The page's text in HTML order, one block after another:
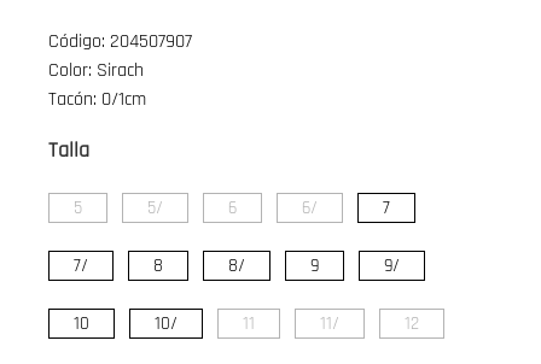
Código: 204507907
Color: Sirach
Tacón: 0/1cm
Talla
5 5/ 6 6/ 7
7/ 8 8/ 9 9/
10 10/ 11 11/ 12